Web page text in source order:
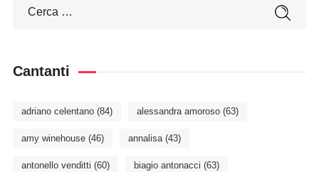
Cantanti
adriano celentano(84) alessandra amoroso(63)
amy winehouse(46) annalisa(43)
antonello venditti (60) biagio antonacci (63)